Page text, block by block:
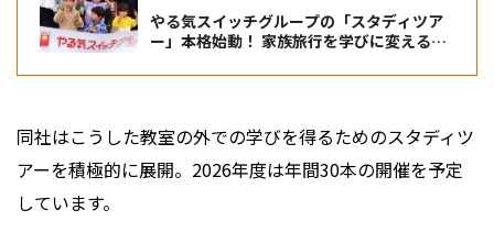
やる気スイッチグループの「スタディツア
ー」本格始動！ 家族旅行を学びに変える秘
同社はこうした教室の外での学びを得るためのスタディツ
アーを積極的に展開。2026年度は年間30本の開催を予定
しています。